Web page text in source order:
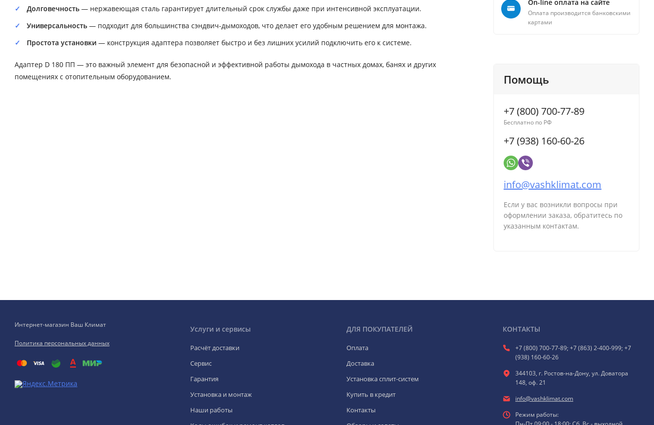
Долговечность — нержавеющая сталь гарантирует длительный срок службы даже при интенсивной эксплуатации.
Универсальность — подходит для большинства сэндвич-дымоходов, что делает его удобным решением для монтажа.
Простота установки — конструкция адаптера позволяет быстро и без лишних усилий подключить его к системе.
Адаптер D 180 ПП — это важный элемент для безопасной и эффективной работы дымохода в частных домах, банях и других
помещениях с отопительным оборудованием.
On-line оплата на сайте
Оплата производится банковскими
картами
Помощь
+7 (800) 700-77-89
Бесплатно по РФ
+7 (938) 160-60-26
info@vashklimat.com
Если у вас возникли вопросы при
оформлении заказа, обратитесь по
указанным контактам.
Интернет-магазин Ваш Климат
Политика персональных данных
Услуги и сервисы
Расчёт доставки
Сервис
Гарантия
Установка и монтаж
Наши работы
ДЛЯ ПОКУПАТЕЛЕЙ
Оплата
Доставка
Установка сплит-систем
Купить в кредит
Контакты
КОНТАКТЫ
+7 (800) 700-77-89; +7 (863) 2-400-999; +7
(938) 160-60-26
344103, г. Ростов-на-Дону, ул. Доватора
148, оф. 21
info@vashklimat.com
Режим работы: